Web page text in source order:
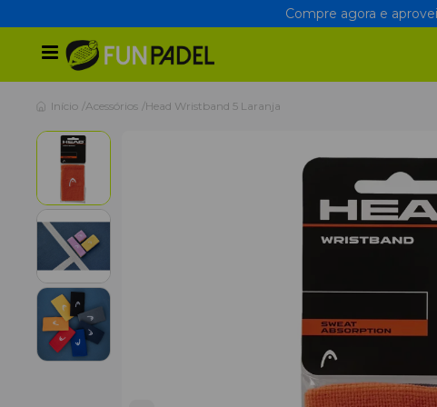
Compre agora e
Início Acessórios Head Wristband 5 Laranja